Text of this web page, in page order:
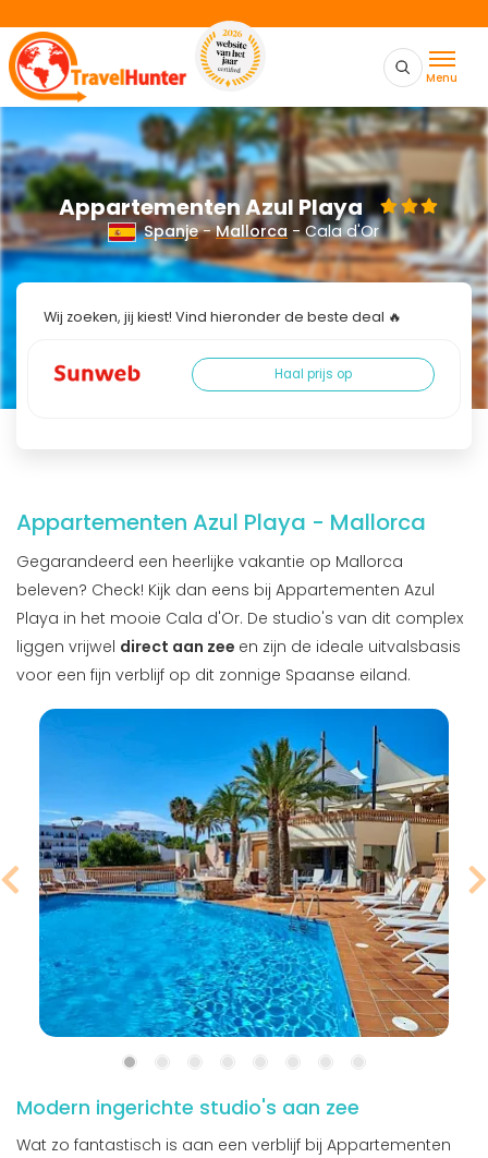
Menu
Appartementen Azul Playa
Spanje-Mallorca - Cala d'Or
Wij zoeken, jij kiest! Vind hieronder de beste deal 🔥
Haal prijs op
Appartementen Azul Playa - Mallorca
Gegarandeerd een heerlijke vakantie op Mallorca
beleven? Check! Kijk dan eens bij Appartementen Azul
Playa in het mooie Cala d'Or. De studio's van dit complex
liggen vrijwel direct aan zee en zijn de ideale uitvalsbasis
voor een fijn verblijf op dit zonnige Spaanse eiland.
Modern ingerichte studio's aan zee
Wat zo fantastisch is aan een verblijf bij Appartementen